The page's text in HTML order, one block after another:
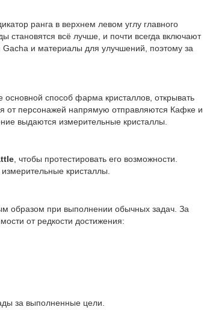
ранга в верхнем левом углу главного
становятся всё лучше, и почти всегда включают
Gacha и материалы для улучшений, поэтому за
способ фарма кристаллов, открывать
от персонажей напрямую отправляются Кафке и
выдаются измерительные кристаллы.
, чтобы протестировать его возможности.
кристаллы.
образом при выполнении обычных задач. За
от редкости достижения:
за выполненные цели.